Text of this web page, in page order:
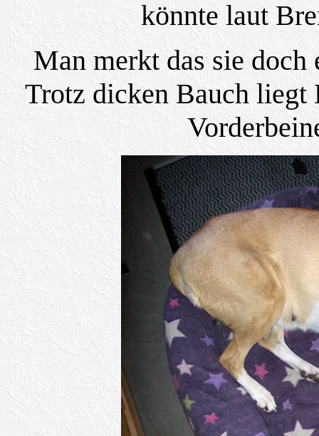
könnte laut
Man merkt das sie doch
Trotz dicken Bauch liegt